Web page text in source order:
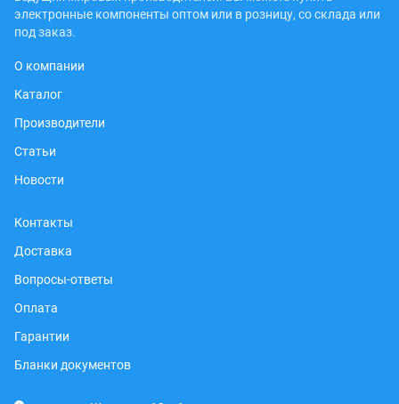
электронные компоненты оптом или в розницу, со склада или
под заказ.
О компании
Каталог
Производители
Статьи
Новости
Контакты
Доставка
Вопросы-ответы
Оплата
Гарантии
Бланки документов